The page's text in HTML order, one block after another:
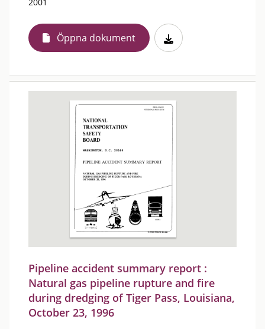
Öppna dokument
Pipeline accident summary report :
Natural gas pipeline rupture and fire
during dredging of Tiger Pass, Louisiana,
October 23, 1996